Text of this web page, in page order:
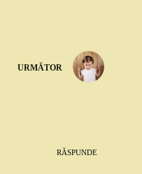
URMĂTOR
RĂSPUNDE